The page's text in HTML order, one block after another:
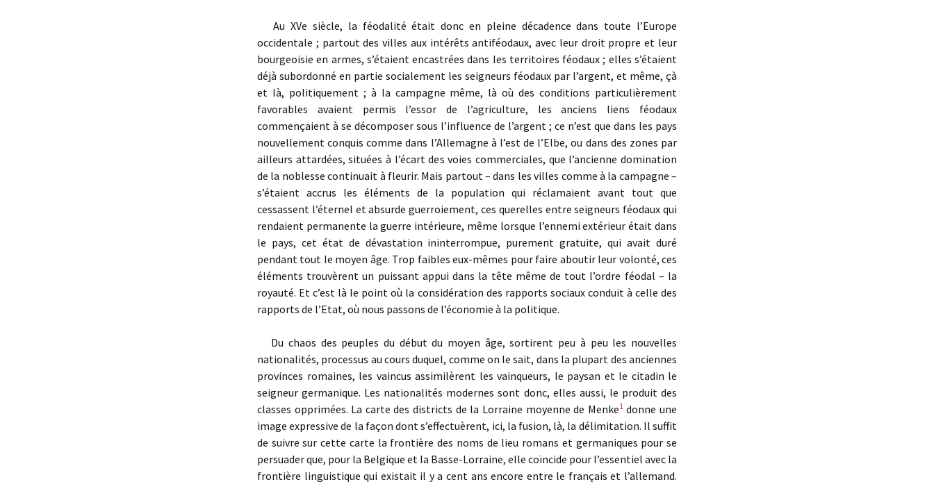
Au XVe siècle, la féodalité était donc en pleine décadence dans toute l’Europe
occidentale ; partout des villes aux intérêts antiféodaux, avec leur droit propre et leur
bourgeoisie en armes, s’étaient encastrées dans les territoires féodaux ; elles s’étaient
déjà subordonné en partie socialement les seigneurs féodaux par l’argent, et même, çà
et là, politiquement ; à la campagne même, là où des conditions particulièrement
favorables avaient permis l’essor de l’agriculture, les anciens liens féodaux
commençaient à se décomposer sous l’influence de l’argent ; ce n’est que dans les pays
nouvellement conquis comme dans l’Allemagne à l’est de l’Elbe, ou dans des zones par
ailleurs attardées, situées à l’écart des voies commerciales, que l’ancienne domination
de la noblesse continuait à fleurir. Mais partout – dans les villes comme à la campagne –
s’étaient accrus les éléments de la population qui réclamaient avant tout que
cessassent l’éternel et absurde guerroiement, ces querelles entre seigneurs féodaux qui
rendaient permanente la guerre intérieure, même lorsque l’ennemi extérieur était dans
le pays, cet état de dévastation ininterrompue, purement gratuite, qui avait duré
pendant tout le moyen âge. Trop faibles eux-mêmes pour faire aboutir leur volonté, ces
éléments trouvèrent un puissant appui dans la tête même de tout l’ordre féodal – la
royauté. Et c’est là le point où la considération des rapports sociaux conduit à celle des
rapports de l’Etat, où nous passons de l’économie à la politique.
Du chaos des peuples du début du moyen âge, sortirent peu à peu les nouvelles
nationalités, processus au cours duquel, comme on le sait, dans la plupart des anciennes
provinces romaines, les vaincus assimilèrent les vainqueurs, le paysan et le citadin le
seigneur germanique. Les nationalités modernes sont donc, elles aussi, le produit des
classes opprimées. La carte des districts de la Lorraine moyenne de Menke1donne une
image expressive de la façon dont s’effectuèrent, ici, la fusion, là, la délimitation. Il suffit
de suivre sur cette carte la frontière des noms de lieu romans et germaniques pour se
persuader que, pour la Belgique et la Basse-Lorraine, elle coïncide pour l’essentiel avec la
frontière linguistique qui existait il y a cent ans encore entre le français et l’allemand.